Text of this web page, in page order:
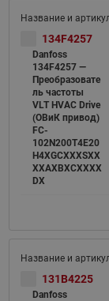
134F4257
Danfoss
134F4257 —
Преобразовате
ль частоты
VLT HVAC Drive
(ОВиК привод)
FC-
102N200T4E20
H4XGCXXXSXX
XXAXBXCXXXX
DX
131B4225
Danfoss